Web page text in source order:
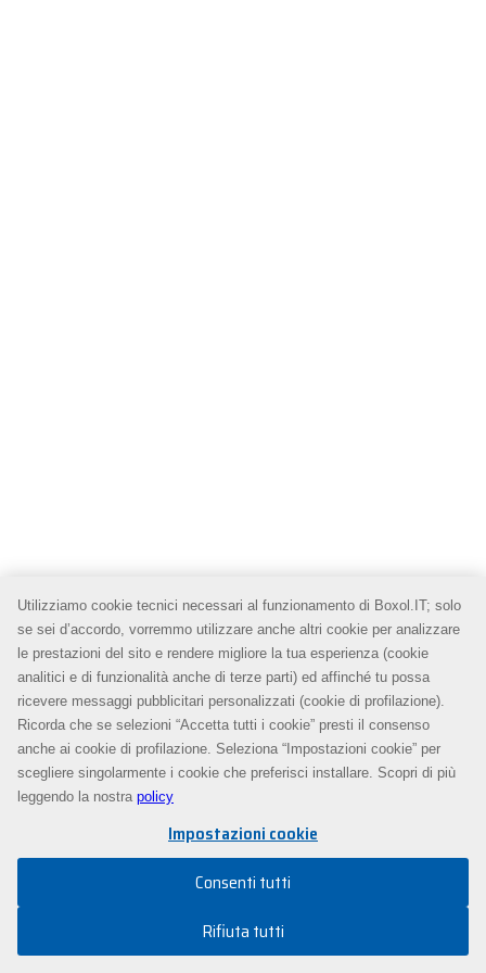
Utilizziamo cookie tecnici necessari al funzionamento di Boxol.IT; solo
se sei d’accordo, vorremmo utilizzare anche altri cookie per analizzare
le prestazioni del sito e rendere migliore la tua esperienza (cookie
analitici e di funzionalità anche di terze parti) ed affinché tu possa
ricevere messaggi pubblicitari personalizzati (cookie di profilazione).
Ricorda che se selezioni “Accetta tutti i cookie” presti il consenso
anche ai cookie di profilazione. Seleziona “Impostazioni cookie” per
scegliere singolarmente i cookie che preferisci installare. Scopri di più
leggendo la nostra policy
Impostazioni cookie
Consenti tutti
Rifiuta tutti